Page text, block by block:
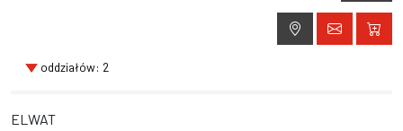
oddziałów: 2
ELWAT